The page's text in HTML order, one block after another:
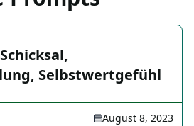
Selbstwertgefühl
August 8, 2023